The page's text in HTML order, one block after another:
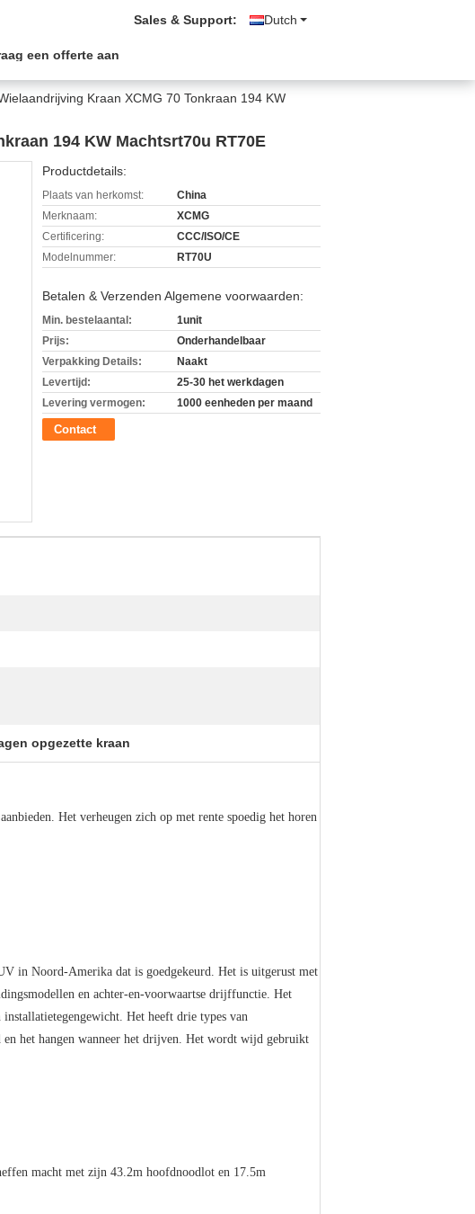
Dutch
Sales & Support:
een offerte aan
Kraan XCMG 70 Tonkraan 194 KW
194 KW Machtsrt70u RT70E
Productdetails:
Plaats van herkomst:
China
Merknaam:
XCMG
Certificering:
CCC/ISO/CE
Modelnummer:
RT70U
Betalen & Verzenden Algemene voorwaarden:
Min. bestelaantal:
1unit
Prijs:
Onderhandelbaar
Verpakking Details:
Naakt
Levertijd:
25-30 het werkdagen
Levering vermogen:
1000 eenheden per maand
Contact
opgezette kraan
Het verheugen zich op met rente spoedig het horen
in Noord-Amerika dat is goedgekeurd. Het is uitgerust met
en achter-en-voorwaartse drijffunctie. Het
Het heeft drie types van
het hangen wanneer het drijven. Het wordt wijd gebruikt
macht met zijn 43.2m hoofdnoodlot en 17.5m